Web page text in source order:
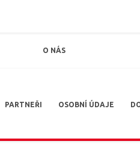
O NÁS
PARTNEŘI OSOBNÍ ÚDAJE